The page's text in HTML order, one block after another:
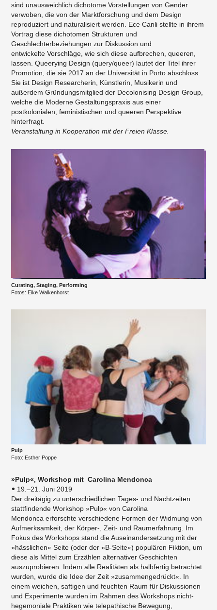
sind unausweichlich dichotome Vorstellungen von Gender
verwoben, die von der Marktforschung und dem Design
reproduziert und naturalisiert werden. Ece Canli stellte in ihrem
Vortrag diese dichotomen Strukturen und
Geschlechterbeziehungen zur Diskussion und
entwickelte Vorschläge, wie sich diese aufbrechen, queeren,
lassen. Queerying Design (query/queer) lautet der Titel ihrer
Promotion, die sie 2017 an der Universität in Porto abschloss.
Sie ist Design Researcherin, Künstlerin, Musikerin und
außerdem Gründungsmitglied der Decolonising Design Group,
welche die Moderne Gestaltungspraxis aus einer
postkolonialen, feministischen und queeren Perspektive
hinterfragt.
Veranstaltung in Kooperation mit der Freien Klasse.
Curating, Staging, Performing
Fotos: Eike Walkenhorst
Pulp
Foto: Esther Poppe
»Pulp«, Workshop mit Carolina Mendonca
19.–21. Juni 2019
Der dreitägig zu unterschiedlichen Tages- und Nachtzeiten
stattfindende Workshop »Pulp« von Carolina
Mendonca erforschte verschiedene Formen der Widmung von
Aufmerksamkeit, der Körper-, Zeit- und Raumerfahrung. Im
Fokus des Workshops stand die Auseinandersetzung mit der
»hässlichen« Seite (oder der »B-Seite«) populären Fiktion, um
diese als Mittel zum Erzählen alternativer Geschichten
auszuprobieren. Indem alle Realitäten als halbfertig betrachtet
wurden, wurde die Idee der Zeit »zusammengedrückt«. In
einem weichen, saftigen und feuchten Raum für Diskussionen
und Experimente wurden im Rahmen des Workshops nicht-
hegemoniale Praktiken wie telepathische Bewegung,